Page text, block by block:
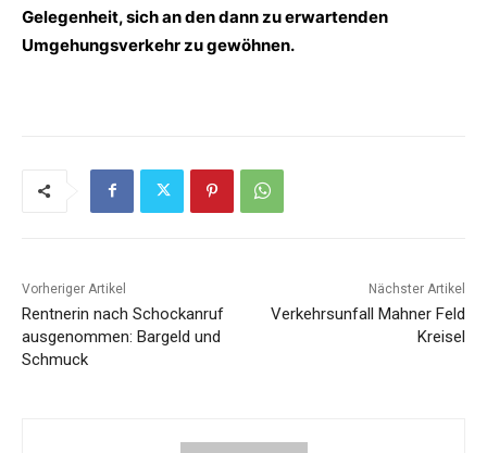
Gelegenheit, sich an den dann zu erwartenden
Umgehungsverkehr zu gewöhnen.
Vorheriger Artikel
Rentnerin nach Schockanruf
ausgenommen: Bargeld und
Schmuck
Nächster Artikel
Verkehrsunfall Mahner Feld
Kreisel